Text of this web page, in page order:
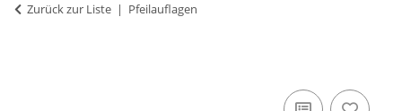
Zurück zur Liste Pfeilauflagen